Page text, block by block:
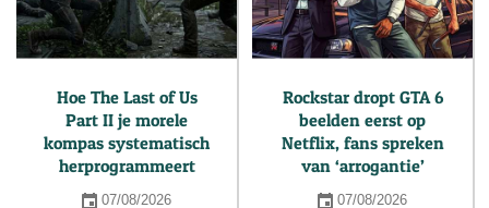
Hoe The Last of Us
Part II je morele
kompas systematisch
herprogrammeert
07/08/2026
Rockstar dropt GTA 6
beelden eerst op
Netflix, fans spreken
van ‘arrogantie’
07/08/2026